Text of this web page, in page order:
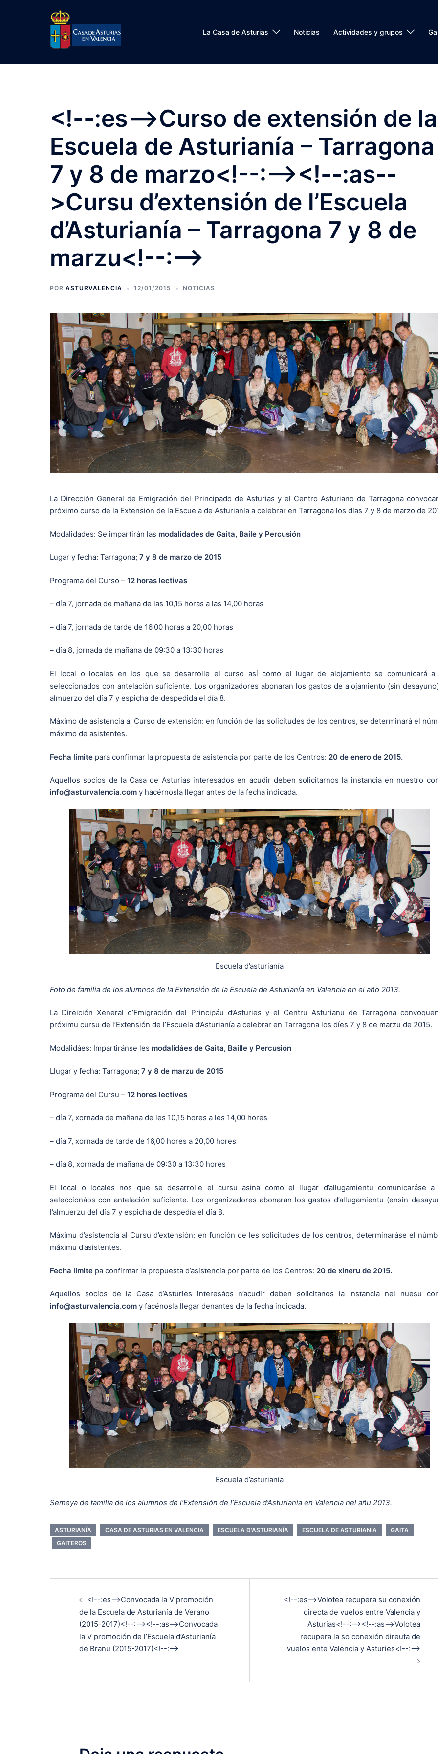
La Casa de Asturias Noticias Actividades y grupos
<!--:es-->Curso de extensión de la
Escuela de Asturianía – Tarragona
7 y 8 de marzo<!--:--><!--:as--
>Cursu d’extensión de l’Escuela
d’Asturianía – Tarragona 7 y 8 de
marzu<!--:-->
POR ASTURVALENCIA 12/01/2015 NOTICIAS
La Dirección General de Emigración del Principado de Asturias y el Centro Asturiano de Tarragona
próximo curso de la Extensión de la Escuela de Asturianía a celebrar en Tarragona los días 7 y 8 de marzo de
Modalidades: Se impartirán las modalidades de Gaita, Baile y Percusión
Lugar y fecha: Tarragona; 7 y 8 de marzo de 2015
Programa del Curso – 12 horas lectivas
– día 7, jornada de mañana de las 10,15 horas a las 14,00 horas
– día 7, jornada de tarde de 16,00 horas a 20,00 horas
– día 8, jornada de mañana de 09:30 a 13:30 horas
El local o locales en los que se desarrolle el curso así como el lugar de alojamiento se comunicará a
seleccionados con antelación suficiente. Los organizadores abonaran los gastos de alojamiento (sin
almuerzo del día 7 y espicha de despedida el día 8.
Máximo de asistencia al Curso de extensión: en función de las solicitudes de los centros, se determinará el
máximo de asistentes.
Fecha límite para confirmar la propuesta de asistencia por parte de los Centros: 20 de enero de 2015.
Aquellos socios de la Casa de Asturias interesados en acudir deben solicitarnos la instancia en nuestro
info@asturvalencia.com y hacérnosla llegar antes de la fecha indicada.
Escuela d’asturianía
Foto de familia de los alumnos de la Extensión de la Escuela de Asturianía en Valencia en el año 2013.
La Direición Xeneral d’Emigración del Principáu d’Asturies y el Centru Asturianu de Tarragona
próximu cursu de l’Extensión de l’Escuela d’Asturianía a celebrar en Tarragona los díes 7 y 8 de marzu de 2015.
Modalidáes: Impartiránse les modalidáes de Gaita, Baille y Percusión
Llugar y fecha: Tarragona; 7 y 8 de marzu de 2015
Programa del Cursu – 12 hores lectives
– día 7, xornada de mañana de les 10,15 hores a les 14,00 hores
– día 7, xornada de tarde de 16,00 hores a 20,00 hores
– día 8, xornada de mañana de 09:30 a 13:30 hores
El local o locales nos que se desarrolle el cursu asina como el llugar d’allugamientu comunicaráse a
seleccionáos con antelación suficiente. Los organizadores abonaran los gastos d’allugamientu (ensin
l’almuerzu del día 7 y espicha de despedía el día 8.
Máximu d’asistencia al Cursu d’extensión: en función de les solicitudes de los centros, determinaráse el
máximu d’asistentes.
Fecha límite pa confirmar la propuesta d’asistencia por parte de los Centros: 20 de xineru de 2015.
Aquellos socios de la Casa d’Asturies interesáos n’acudir deben solicitanos la instancia nel nuesu
info@asturvalencia.com y facénosla llegar denantes de la fecha indicada.
Escuela d’asturianía
Semeya de familia de los alumnos de l’Extensión de l’Escuela d’Asturianía en Valencia nel añu 2013.
ASTURIANÍA CASA DE ASTURIAS EN VALENCIA ESCUELA D'ASTURIANÍA ESCUELA DE ASTURIANÍA
GAITA
GAITEROS
entradas
<!--:es-->Convocada la V promoción
de la Escuela de Asturianía de Verano
(2015-2017)<!--:--><!--:as-->Convocada
la V promoción de l’Escuela d’Asturianía
de Branu (2015-2017)<!--:-->
<!--:es-->Volotea recupera su conexión
directa de vuelos entre Valencia y
Asturias<!--:--><!--:as-->Volotea
recupera la so conexión direuta de
vuelos ente Valencia y Asturies<!--:-->